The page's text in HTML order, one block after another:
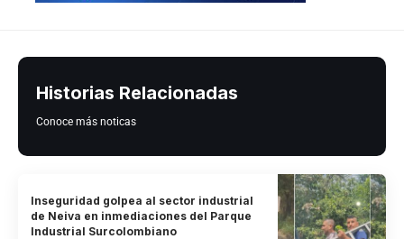
Historias Relacionadas
Conoce más noticas
Inseguridad golpea al sector industrial
de Neiva en inmediaciones del Parque
Industrial Surcolombiano